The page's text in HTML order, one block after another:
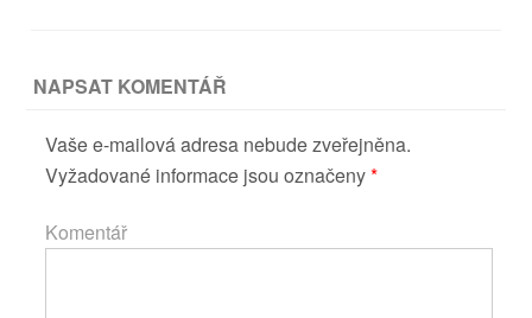
NAPSAT KOMENTÁŘ
Vaše e-mailová adresa nebude zveřejněna.
Vyžadované informace jsou označeny*
Komentář